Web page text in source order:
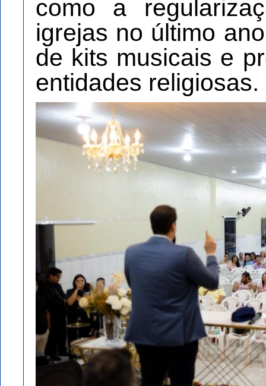
como a
igrejas no último
de kits musicais e
entidades religiosas.